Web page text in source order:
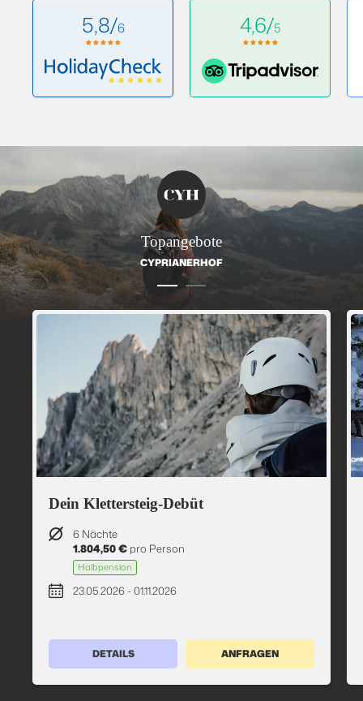
5,8/6 4,6/5
Topangebote
CYPRIANERHOF
Dein Klettersteig-Debüt
6 Nächte
1.804,50 € pro Person
Halbpension
23.05.2026 - 01.11.2026
DETAILS ANFRAGEN